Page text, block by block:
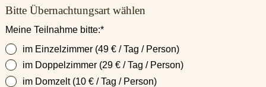
Bitte Übernachtungsart wählen
Pflichtfeld
Meine Teilnahme bitte:*
im Einzelzimmer (49 € / Tag / Person)
im Doppelzimmer (29 € / Tag / Person)
im Domzelt (10 € / Tag / Person)